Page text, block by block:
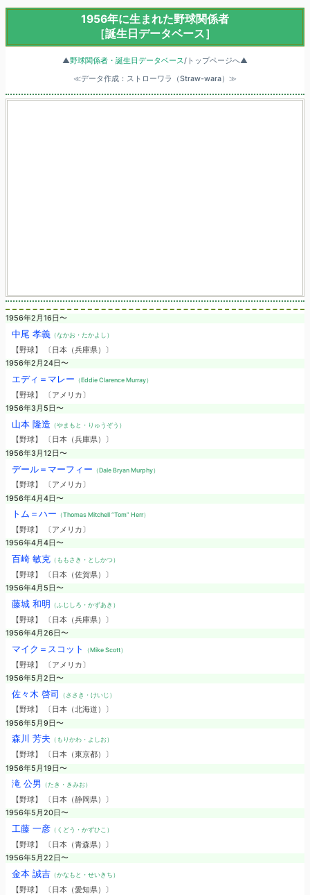
1956年に生まれた野球関係者
［誕生日データベース］
▲野球関係者・誕生日データベース/トップページへ▲
≪データ作成：ストローワラ（Straw-wara）≫
1956年2月16日〜
中尾 孝義（なかお・たかよし）
【野球】 〔日本（兵庫県）〕
1956年2月24日〜
エディ＝マレー （Eddie Clarence Murray）
【野球】 〔アメリカ〕
1956年3月5日〜
山本 隆造 （やまもと・りゅうぞう）
【野球】 〔日本（兵庫県）〕
1956年3月12日〜
デール＝マーフィー （Dale Bryan Murphy）
【野球】 〔アメリカ〕
1956年4月4日〜
トム＝ハー （Thomas Mitchell “Tom” Herr）
【野球】 〔アメリカ〕
1956年4月4日〜
百崎 敏克（ももさき・としかつ）
【野球】 〔日本（佐賀県）〕
1956年4月5日〜
藤城 和明 （ふじしろ・かずあき）
【野球】 〔日本（兵庫県）〕
1956年4月26日〜
マイク＝スコット （Mike Scott）
【野球】 〔アメリカ〕
1956年5月2日〜
佐々木 啓司 （ささき・けいじ）
【野球】 〔日本（北海道）〕
1956年5月9日〜
森川 芳夫 （もりかわ・よしお）
【野球】 〔日本（東京都）〕
1956年5月19日〜
滝 公男 （たき・きみお）
【野球】 〔日本（静岡県）〕
1956年5月20日〜
工藤 一彦（くどう・かずひこ）
【野球】 〔日本（青森県）〕
1956年5月22日〜
金本 誠吉（かなもと・せいきち）
【野球】 〔日本（愛知県）〕